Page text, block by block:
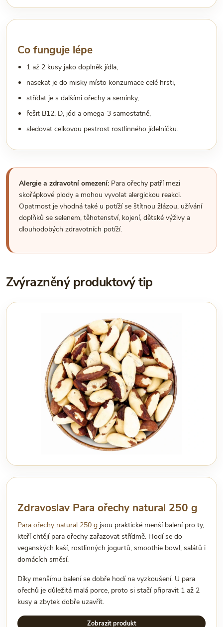
Co funguje lépe
1 až 2 kusy jako doplněk jídla,
nasekat je do misky místo konzumace celé hrsti,
střídat je s dalšími ořechy a semínky,
řešit B12, D, jód a omega-3 samostatně,
sledovat celkovou pestrost rostlinného jídelníčku.
Alergie a zdravotní omezení: Para ořechy patří mezi
skořápkové plody a mohou vyvolat alergickou reakci.
Opatrnost je vhodná také u potíží se štítnou žlázou, užívání
doplňků se selenem, těhotenství, kojení, dětské výživy a
dlouhodobých zdravotních potíží.
Zvýrazněný produktový tip
Zdravoslav Para ořechy natural 250 g
Para ořechy natural 250 g jsou praktické menší balení pro ty,
kteří chtějí para ořechy zařazovat střídmě. Hodí se do
veganských kaší, rostlinných jogurtů, smoothie bowl, salátů i
domácích směsí.
Díky menšímu balení se dobře hodí na vyzkoušení. U para
ořechů je důležitá malá porce, proto si stačí připravit 1 až 2
kusy a zbytek dobře uzavřít.
Zobrazit produkt